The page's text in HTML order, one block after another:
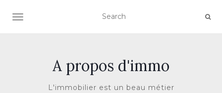
AFFICHER/MASQUER LA NAVIGATION
A propos d'immo
L'immobilier est un beau métier